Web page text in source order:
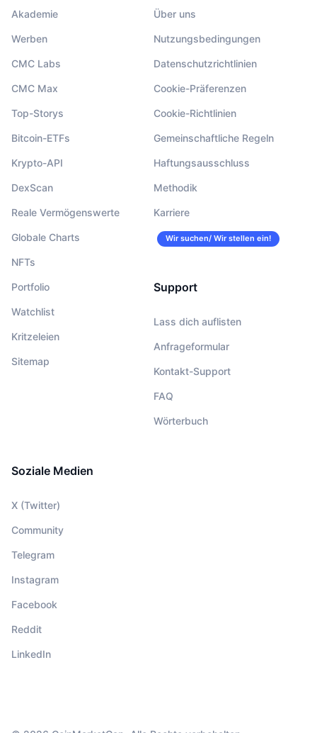
Akademie
Werben
CMC Labs
CMC Max
Top-Storys
Bitcoin-ETFs
Krypto-API
DexScan
Reale Vermögenswerte
Globale Charts
NFTs
Portfolio
Watchlist
Kritzeleien
Sitemap
Über uns
Nutzungsbedingungen
Datenschutzrichtlinien
Cookie-Präferenzen
Cookie-Richtlinien
Gemeinschaftliche Regeln
Haftungsausschluss
Methodik
Karriere
Wir suchen/ Wir stellen ein!
Support
Lass dich auflisten
Anfrageformular
Kontakt-Support
FAQ
Wörterbuch
Soziale Medien
X (Twitter)
Community
Telegram
Instagram
Facebook
Reddit
LinkedIn